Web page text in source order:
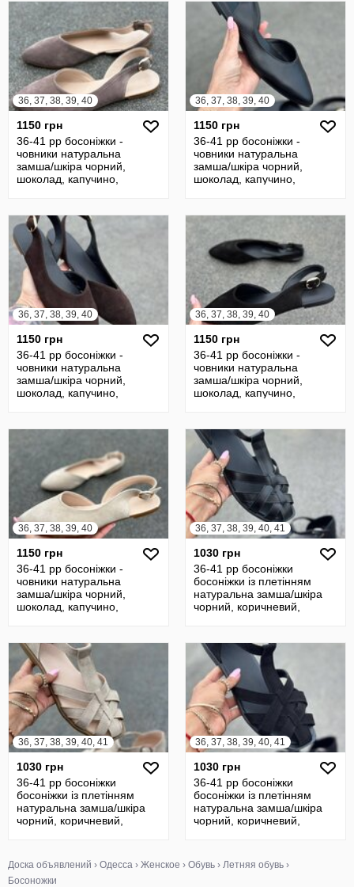
36, 37, 38, 39, 40
1150 грн
36-41 рр босоніжки -
човники натуральна
замша/шкіра чорний,
шоколад, капучино,
36, 37, 38, 39, 40
1150 грн
36-41 рр босоніжки -
човники натуральна
замша/шкіра чорний,
шоколад, капучино,
36, 37, 38, 39, 40
1150 грн
36-41 рр босоніжки -
човники натуральна
замша/шкіра чорний,
шоколад, капучино,
36, 37, 38, 39, 40
1150 грн
36-41 рр босоніжки -
човники натуральна
замша/шкіра чорний,
шоколад, капучино,
36, 37, 38, 39, 40
1150 грн
36-41 рр босоніжки -
човники натуральна
замша/шкіра чорний,
шоколад, капучино,
36, 37, 38, 39, 40, 41
1030 грн
36-41 рр босоніжки
босоніжки із плетінням
натуральна замша/шкіра
чорний, коричневий,
36, 37, 38, 39, 40, 41
1030 грн
36-41 рр босоніжки
босоніжки із плетінням
натуральна замша/шкіра
чорний, коричневий,
36, 37, 38, 39, 40, 41
1030 грн
36-41 рр босоніжки
босоніжки із плетінням
натуральна замша/шкіра
чорний, коричневий,
Доска объявлений › Одесса › Женское › Обувь › Летняя обувь ›
Босоножки